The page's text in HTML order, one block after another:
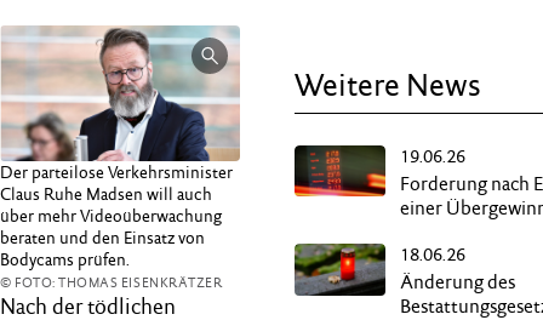
Der parteilose Verkehrsminister
Claus Ruhe Madsen will auch
über mehr Videoüberwachung
beraten und den Einsatz von
Bodycams prüfen.
© FOTO: THOMAS EISENKRÄTZER
Nach der tödlichen
Weitere News
19.06.26
Forderung nach
einer
18.06.26
Änderung des